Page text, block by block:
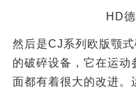
HD
然后是CJ系列欧版颚
的破碎设备，它在运动
面都有着很大的改进。